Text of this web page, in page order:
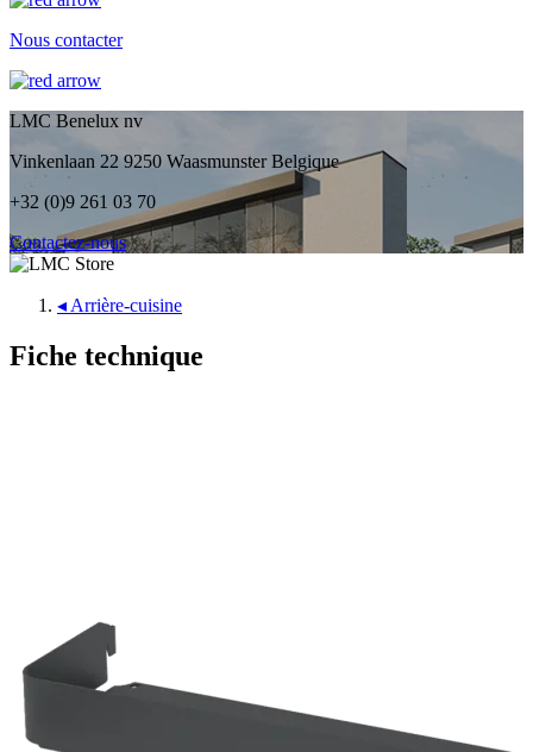
Nous contacter
LMC Benelux nv
Vinkenlaan 22 9250 Waasmunster Belgique
+32 (0)9 261 03 70
Contactez-nous
◂ Arrière-cuisine
Fiche technique